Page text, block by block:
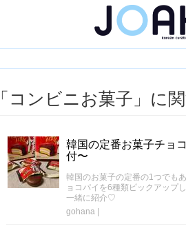
「コンビニお菓子」に
韓国の定番お菓子チョ
付〜
韓国のお菓子の定番の1つでも
ョコパイを6種類ピックアップ
一緒に紹介♡
gohana|